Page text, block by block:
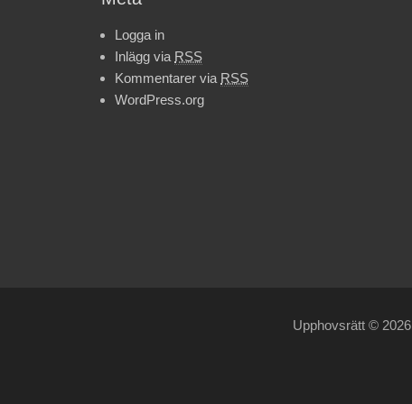
Logga in
Inlägg via RSS
Kommentarer via RSS
WordPress.org
Upphovsrätt © 2026